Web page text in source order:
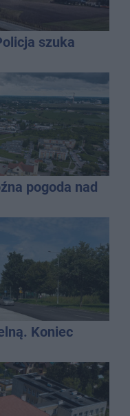
szuka
pogoda nad
Koniec